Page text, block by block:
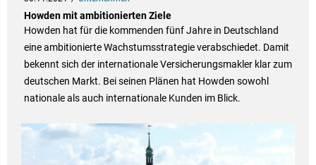
Howden mit ambitionierten Ziele
Howden hat für die kommenden fünf Jahre in Deutschland
eine ambitionierte Wachstumsstrategie verabschiedet. Damit
bekennt sich der internationale Versicherungsmakler klar zum
deutschen Markt. Bei seinen Plänen hat Howden sowohl
nationale als auch internationale Kunden im Blick.